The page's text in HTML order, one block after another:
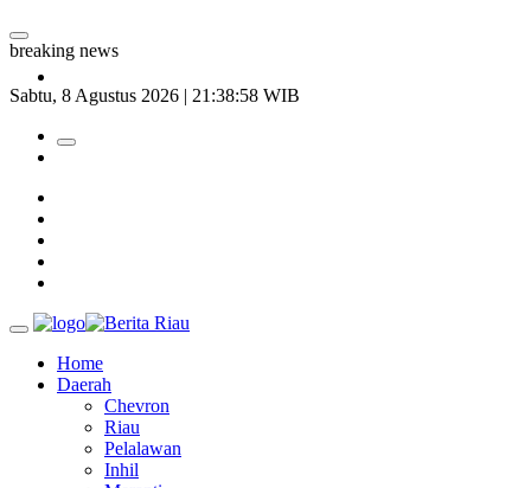
breaking news
Sekolah
Ada Pisang Cavendish
Sabtu, 8 Agustus 2026 | 21:38:59 WIB
Home
Daerah
Chevron
Riau
Pelalawan
Inhil